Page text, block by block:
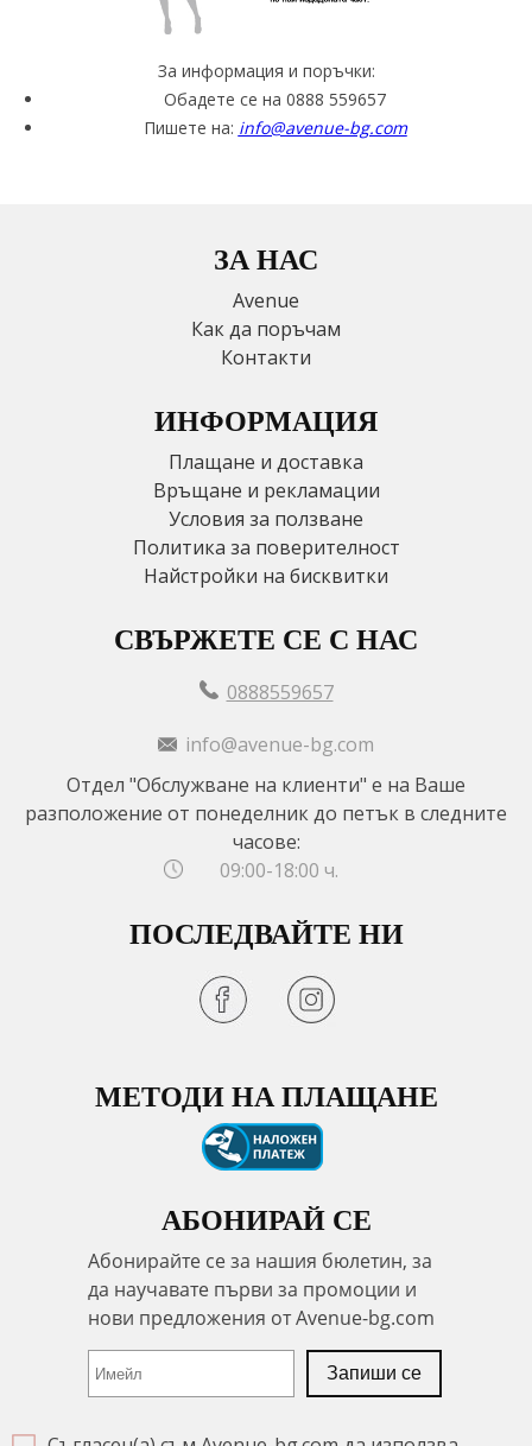
За информация и поръчки:
Обадете се на 0888 559657
Пишете на: info@avenue-bg.com
ЗА НАС
Avenue
Как да поръчам
Контакти
ИНФОРМАЦИЯ
Плащане и доставка
Връщане и рекламации
Условия за ползване
Политика за поверителност
Найстройки на бисквитки
СВЪРЖЕТЕ СЕ С НАС
0888559657
info@avenue-bg.com
Отдел "Обслужване на клиенти" е на Ваше
разположение от понеделник до петък в следните
часове:
09:00-18:00 ч.
ПОСЛЕДВАЙТЕ НИ
МЕТОДИ НА ПЛАЩАНЕ
АБОНИРАЙ СЕ